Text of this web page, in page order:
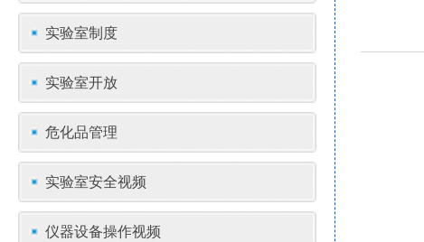
实验室制度
实验室开放
危化品管理
实验室安全视频
仪器设备操作视频